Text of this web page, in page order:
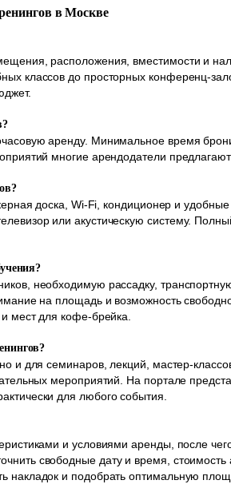
в Москве
расположения, вместимости и
классов до просторных конференц-
аренду. Минимальное время
многие арендодатели
доска, Wi-Fi, кондиционер и
или акустическую систему.
необходимую рассадку,
на площадь и возможность
мест для кофе-брейка.
и для семинаров, лекций, мастер-
мероприятий. На портале
для любого события.
и условиями аренды, после
свободные дату и время,
накладок и подобрать оптимальную